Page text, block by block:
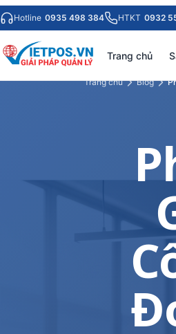
Hotline 0935 498 384 HTKT 0932
Trang chủ
Trang chủ Blog